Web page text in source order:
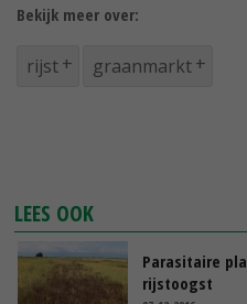
Bekijk meer over:
rijst graanmarkt
LEES OOK
Parasitaire
rijstoogst